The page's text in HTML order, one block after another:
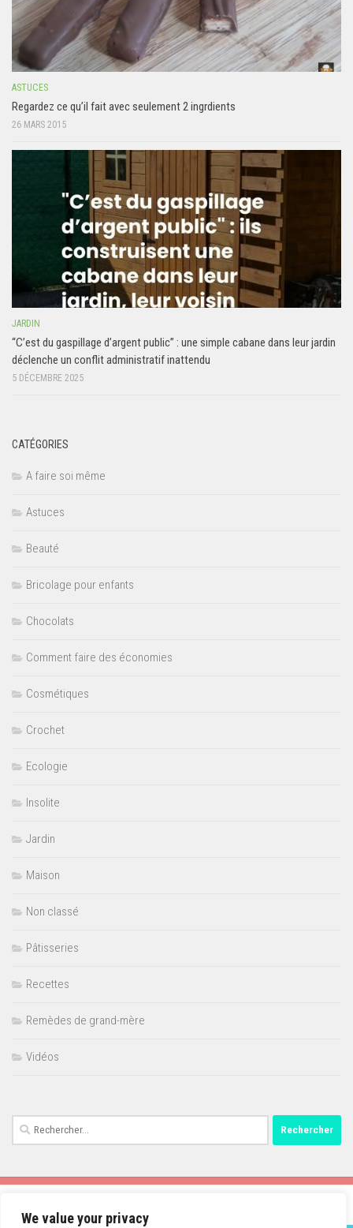
We value your privacy
ASTUCES
Regardez ce qu’il fait avec seulement 2 ingrdients
26 MARS 2015
JARDIN
“C’est du gaspillage d’argent public” : une simple cabane dans leur jardin
déclenche un conflit administratif inattendu
5 DÉCEMBRE 2025
CATÉGORIES
A faire soi même
Astuces
Beauté
Bricolage pour enfants
Chocolats
Comment faire des économies
Cosmétiques
Crochet
Ecologie
Insolite
Jardin
Maison
Non classé
Pâtisseries
Recettes
Remèdes de grand-mère
Vidéos
Rechercher :